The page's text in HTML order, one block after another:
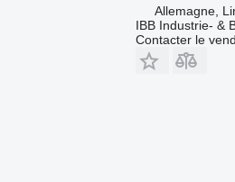
Allemagne,
IBB Industrie- &
Contacter le